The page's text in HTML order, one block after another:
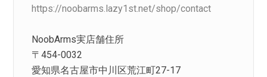
https://noobarms.lazy1st.net/shop/contact
NoobArms実店舗住所
〒454-0032
愛知県名古屋市中川区荒江町27-17